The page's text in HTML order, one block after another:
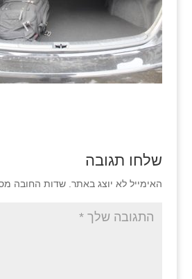
שלחו תגובה
האימייל לא יוצג באתר. שדות החובה